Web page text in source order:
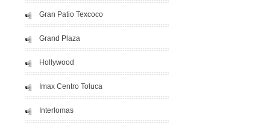
Gran Patio Texcoco
Grand Plaza
Hollywood
Imax Centro Toluca
Interlomas